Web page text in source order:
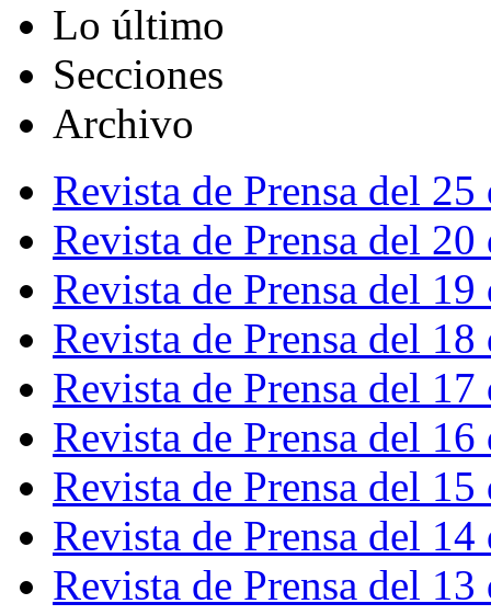
Lo último
Secciones
Archivo
Revista de Prensa del
Revista de Prensa del
Revista de Prensa del
Revista de Prensa del
Revista de Prensa del
Revista de Prensa del
Revista de Prensa del
Revista de Prensa del
Revista de Prensa del